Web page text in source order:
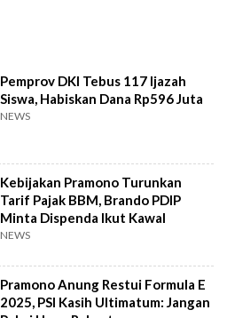
Pemprov DKI Tebus 117 Ijazah
Siswa, Habiskan Dana Rp596 Juta
NEWS
Kebijakan Pramono Turunkan
Tarif Pajak BBM, Brando PDIP
Minta Dispenda Ikut Kawal
NEWS
Pramono Anung Restui Formula E
2025, PSI Kasih Ultimatum: Jangan